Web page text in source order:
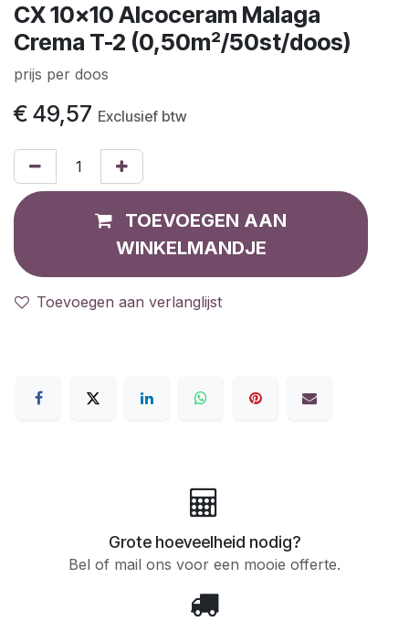
CX 10x10 Alcoceram Malaga
Crema T-2 (0,50m²/50st/doos)
prijs per doos
€ 49,57 Exclusief btw
TOEVOEGEN AAN
WINKELMANDJE
Toevoegen aan verlanglijst
Grote hoeveelheid nodig?
Bel of mail ons voor een mooie offerte.